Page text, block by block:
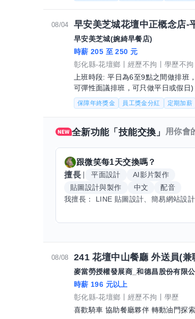
08/04 早安美芝城花壇中正概念店-
早安美芝城(婉綺早餐店)
時薪 205 至 250 元
彰化縣-花壇鄉
經歷不拘
學歷不拘
上班時段: 平日為6至9點之間做排班
可彈性面議排班，可只做平日或假日) 負責的工作內容有： 1 解決顧客提出之疑問，並給
予餐點上的建議。 2 後續
保障年終獎金 員工獎金分紅 定期加薪
全新功能「技能交換」 用你會
跟微笑每1天交換嗎？
擅長
平面設計
AI影片製作
貼圖設計與製作
中文
配音
08/08 241 花壇中山餐廳 外送員(兼
麥當勞授權發展商_和德昌股份有限
時薪 196 元以上
彰化縣-花壇鄉
經歷不拘
學歷
喜歡騎車 協助餐廳夥伴 轉動油門探